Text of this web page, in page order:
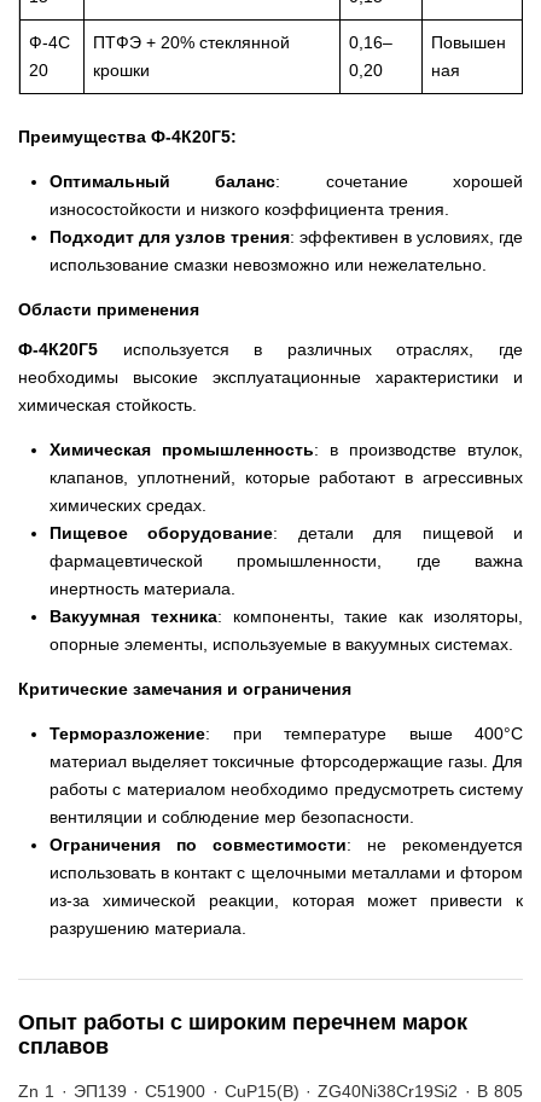
Ф-4С
20
ПТФЭ + 20% стеклянной
крошки
0,16–
0,20
Повышен
ная
Преимущества Ф-4К20Г5:
Оптимальный баланс: сочетание хорошей
износостойкости и низкого коэффициента трения.
Подходит для узлов трения: эффективен в условиях, где
использование смазки невозможно или нежелательно.
Области применения
Ф-4К20Г5 используется в различных отраслях, где
необходимы высокие эксплуатационные характеристики и
химическая стойкость.
Химическая промышленность: в производстве втулок,
клапанов, уплотнений, которые работают в агрессивных
химических средах.
Пищевое оборудование: детали для пищевой и
фармацевтической промышленности, где важна
инертность материала.
Вакуумная техника: компоненты, такие как изоляторы,
опорные элементы, используемые в вакуумных системах.
Критические замечания и ограничения
Терморазложение: при температуре выше 400°C
материал выделяет токсичные фторсодержащие газы. Для
работы с материалом необходимо предусмотреть систему
вентиляции и соблюдение мер безопасности.
Ограничения по совместимости: не рекомендуется
использовать в контакт с щелочными металлами и фтором
из-за химической реакции, которая может привести к
разрушению материала.
Опыт работы с широким перечнем марок
сплавов
Zn 1 · ЭП139 · C51900 · CuP15(B) · ZG40Ni38Cr19Si2 · B 805